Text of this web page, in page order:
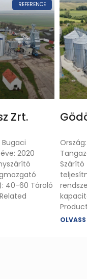
REFERENCE
Zrt.
2020
40-60 Tároló
Szárító